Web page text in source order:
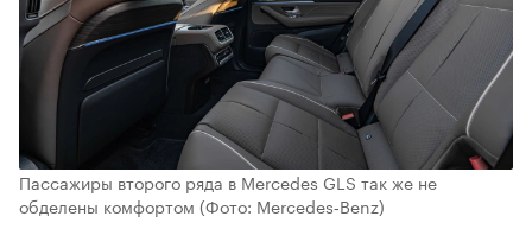
Пассажиры второго ряда в Mercedes GLS так же не
обделены комфортом (Фото: Mercedes‑Benz)